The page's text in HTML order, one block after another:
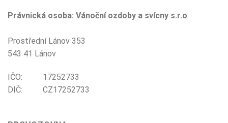
Právnická osoba: Vánoční ozdoby a svícny s.r.o
Prostřední Lánov 353
543 41 Lánov
IČO: 17252733
DIČ: CZ17252733